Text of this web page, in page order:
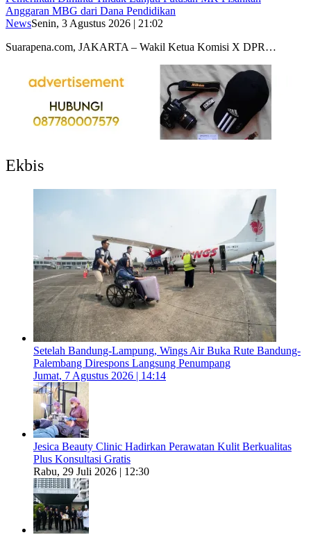
Anggaran MBG dari Dana Pendidikan
NewsSenin, 3 Agustus 2026 | 21:02
Suarapena.com, JAKARTA – Wakil Ketua Komisi X DPR…
Ekbis
Setelah Bandung-Lampung, Wings Air Buka Rute Bandung-
Palembang Direspons Langsung Penumpang
Jumat, 7 Agustus 2026 | 14:14
Jesica Beauty Clinic Hadirkan Perawatan Kulit Berkualitas
Plus Konsultasi Gratis
Rabu, 29 Juli 2026 | 12:30